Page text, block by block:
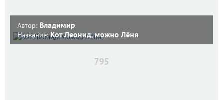
Автор: Владимир
Название:Кот Леонид, можно Лёня
795